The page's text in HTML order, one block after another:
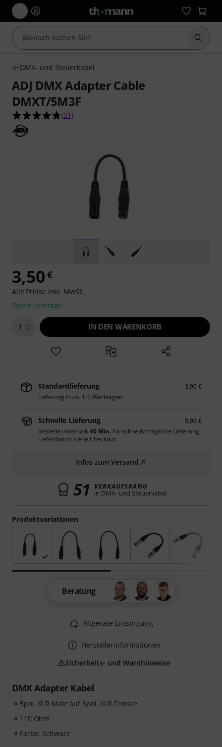
Suche
DMX- und Steuerkabel
ADJ DMX Adapter Cable
DMXT/5M3F
4.8 von 5 Sternen aus 51 Kundenbewertungen
(51 )
DMX Adapter Kabel
5pol. XLR Male auf 3pol. XLR Female
110 Ohm
Farbe: Schwarz
Produktvariationen
3,50€
Alle Preise inkl. MwSt.
Sofort lieferbar
1 IN DEN WARENKORB
Standardlieferung
3,90 €
Lieferung in ca. 1-3 Werktagen
Schnelle Lieferung
5,90 €
Bestelle innerhalb40 Min.für schnellstmögliche Lieferung.
Lieferdatum siehe Checkout.
Infos zum Versand
51 VERKAUFSRANG
in DMX- und Steuerkabel
Beratung
Altgeräte-Entsorgung
Herstellerinformationen
Sicherheits- und Warnhinweise